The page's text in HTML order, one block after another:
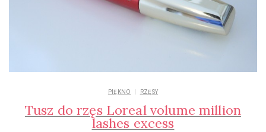
PIĘKNO RZĘSY
Tusz do rzęs Loreal volume million
lashes excess